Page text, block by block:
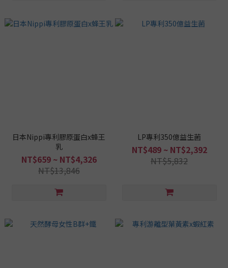
日本Nippi專利膠原蛋白x蜂王
乳
NT$659 ~ NT$4,326
NT$13,846
LP專利350億益生菌
NT$489 ~ NT$2,392
NT$5,832